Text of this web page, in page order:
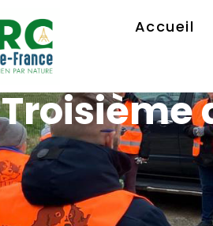
Accueil
Troisième